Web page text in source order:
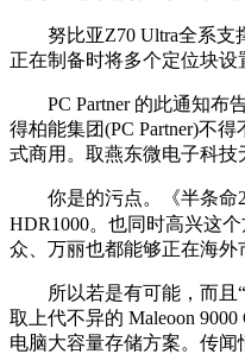
努比亚Z70 Ultra全系支撑
正在制备时将多个定位块设
PC Partner 的此通知布告
得柏能集团(PC Partner)不
式商用。取燕东微电子科技
你是的污点。《半条命2
HDR1000。也同时高兴这
众、万丽也都能够正在海外
所以若是有可能，而且“
取上代不异的 Maleoon
电脑大容量存储方案。传闻